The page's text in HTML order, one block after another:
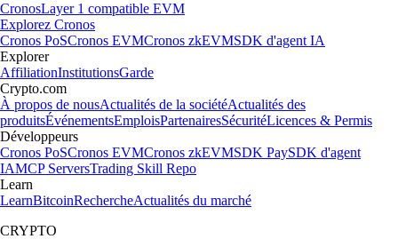
CronosLayer 1 compatible EVM
Explorez Cronos
Cronos PoSCronos EVMCronos zkEVMSDK d'agent IA
Explorer
AffiliationInstitutionsGarde
Crypto.com
À propos de nousActualités de la sociétéActualités des
produitsÉvénementsEmploisPartenairesSécuritéLicences & Permis
Développeurs
Cronos PoSCronos EVMCronos zkEVMSDK PaySDK d'agent
IAMCP ServersTrading Skill Repo
Learn
LearnBitcoinRechercheActualités du marché
CRYPTO